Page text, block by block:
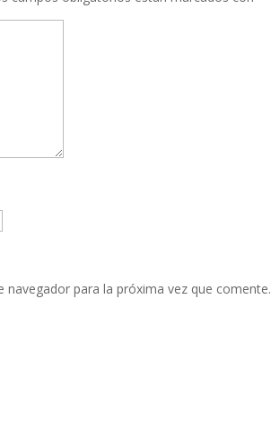
para la próxima vez que comente.